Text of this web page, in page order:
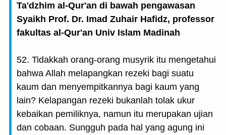
Ta'dzhim al-Qur'an di bawah pengawasan
Syaikh Prof. Dr. Imad Zuhair Hafidz, professor
fakultas al-Qur'an Univ Islam Madinah
52. Tidakkah orang-orang musyrik itu mengetahui
bahwa Allah melapangkan rezeki bagi suatu
kaum dan menyempitkannya bagi kaum yang
lain? Kelapangan rezeki bukanlah tolak ukur
kebaikan pemiliknya, namun itu merupakan ujian
dan cobaan. Sungguh pada hal yang agung ini